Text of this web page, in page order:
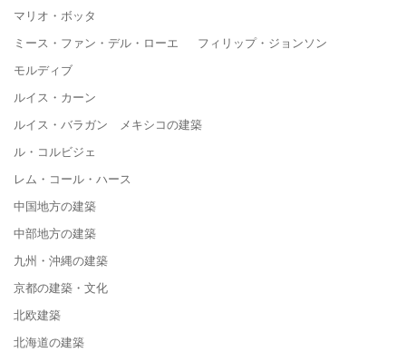
マリオ・ボッタ
ミース・ファン・デル・ローエ フィリップ・ジョンソン
モルディブ
ルイス・カーン
ルイス・バラガン メキシコの建築
ル・コルビジェ
レム・コール・ハース
中国地方の建築
中部地方の建築
九州・沖縄の建築
京都の建築・文化
北欧建築
北海道の建築